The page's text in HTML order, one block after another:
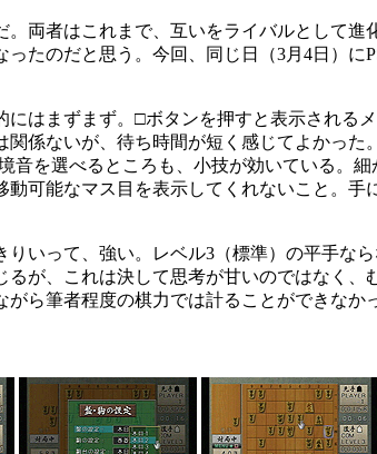
両者はこれまで、互いをライバルとして進
たのだと思う。今回、同じ日（3月4日）
はまずまず。□ボタンを押すと表示される
係ないが、待ち時間が短く感じてよかっ
を選べるところも、小技が効いている。
可能なマス目を表示してくれないこと。手
いって、強い。レベル3（標準）の平手な
が、これは決して思考が甘いのではなく
ら筆者程度の棋力では計ることができな